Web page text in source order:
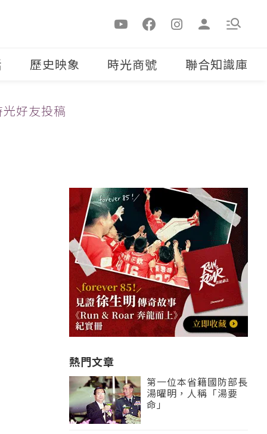
歷史映象 時光商號 聯合知識庫
光好友投稿
熱門文章
第一位本省籍國防部長
湯曜明，人稱「湯要
命」